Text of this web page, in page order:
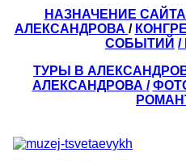
НАЗНАЧЕНИЕ САЙТА
АЛЕКСАНДРОВА /
СОБЫТИЙ /
ТУРЫ В
АЛЕКСАНДРОВА /